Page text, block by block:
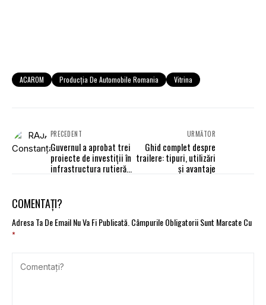
ACAROM Producția De Automobile Romania Vitrina
PRECEDENT
Guvernul a aprobat trei
proiecte de investiții în
infrastructura rutieră,
URMĂTOR
Ghid complet despre
trailere: tipuri, utilizări
și avantaje
COMENTAȚI?
Adresa Ta De Email Nu Va Fi Publicată.Câmpurile Obligatorii Sunt Marcate Cu
*